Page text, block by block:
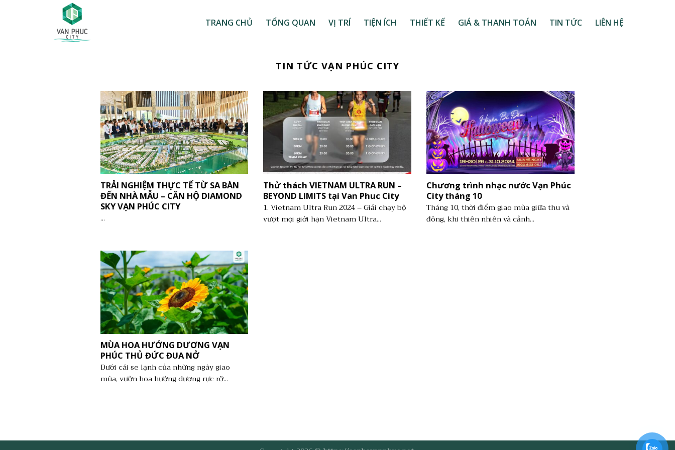
TRANG CHỦ TỔNG QUAN VỊ TRÍ TIỆN ÍCH THIẾT KẾ GIÁ & THANH TOÁN TIN TỨC LIÊN HỆ
TIN TỨC VẠN PHÚC CITY
TRẢI NGHIỆM THỰC TẾ TỪ SA BÀN
ĐẾN NHÀ MẪU – CĂN HỘ DIAMOND
SKY VẠN PHÚC CITY
...
Thử thách VIETNAM ULTRA RUN –
BEYOND LIMITS tại Van Phuc City
1. Vietnam Ultra Run 2024 – Giải chạy bộ
vượt mọi giới hạn Vietnam Ultra...
Chương trình nhạc nước Vạn Phúc
City tháng 10
Tháng 10, thời điểm giao mùa giữa thu và
đông, khi thiên nhiên và cảnh...
MÙA HOA HƯỚNG DƯƠNG VẠN
PHÚC THỦ ĐỨC ĐUA NỞ
Dưới cái se lạnh của những ngày giao
mùa, vườn hoa hướng dương rực rỡ...